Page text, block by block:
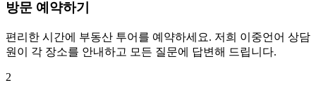
방문 예약하기
편리한 시간에 부동산 투어를 예약하세요. 저희 이중언어 상담
원이 각 장소를 안내하고 모든 질문에 답변해 드립니다.
2